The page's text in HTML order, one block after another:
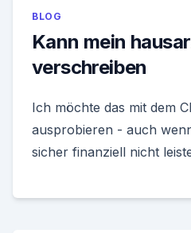
BLOG
Kann mein
verschreiben
Ich möchte das mit dem
ausprobieren - auch
sicher finanziell nicht